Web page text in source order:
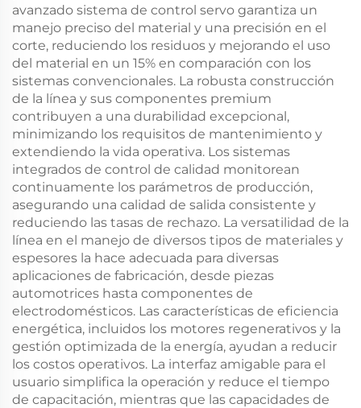
avanzado sistema de control servo garantiza un
manejo preciso del material y una precisión en el
corte, reduciendo los residuos y mejorando el uso
del material en un 15% en comparación con los
sistemas convencionales. La robusta construcción
de la línea y sus componentes premium
contribuyen a una durabilidad excepcional,
minimizando los requisitos de mantenimiento y
extendiendo la vida operativa. Los sistemas
integrados de control de calidad monitorean
continuamente los parámetros de producción,
asegurando una calidad de salida consistente y
reduciendo las tasas de rechazo. La versatilidad de la
línea en el manejo de diversos tipos de materiales y
espesores la hace adecuada para diversas
aplicaciones de fabricación, desde piezas
automotrices hasta componentes de
electrodomésticos. Las características de eficiencia
energética, incluidos los motores regenerativos y la
gestión optimizada de la energía, ayudan a reducir
los costos operativos. La interfaz amigable para el
usuario simplifica la operación y reduce el tiempo
de capacitación, mientras que las capacidades de